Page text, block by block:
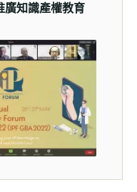
廣知識產權教育